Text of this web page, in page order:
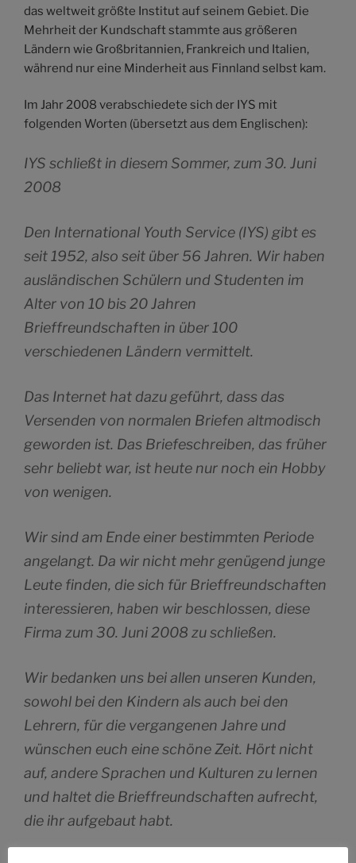
das weltweit größte Institut auf seinem Gebiet. Die
Mehrheit der Kundschaft stammte aus größeren
Ländern wie Großbritannien, Frankreich und Italien,
während nur eine Minderheit aus Finnland selbst kam.
Im Jahr 2008 verabschiedete sich der IYS mit
folgenden Worten (übersetzt aus dem Englischen):
IYS schließt in diesem Sommer, zum 30. Juni
2008
Den International Youth Service (IYS) gibt es
seit 1952, also seit über 56 Jahren. Wir haben
ausländischen Schülern und Studenten im
Alter von 10 bis 20 Jahren
Brieffreundschaften in über 100
verschiedenen Ländern vermittelt.
Das Internet hat dazu geführt, dass das
Versenden von normalen Briefen altmodisch
geworden ist. Das Briefeschreiben, das früher
sehr beliebt war, ist heute nur noch ein Hobby
von wenigen.
Wir sind am Ende einer bestimmten Periode
angelangt. Da wir nicht mehr genügend junge
Leute finden, die sich für Brieffreundschaften
interessieren, haben wir beschlossen, diese
Firma zum 30. Juni 2008 zu schließen.
Wir bedanken uns bei allen unseren Kunden,
sowohl bei den Kindern als auch bei den
Lehrern, für die vergangenen Jahre und
wünschen euch eine schöne Zeit. Hört nicht
auf, andere Sprachen und Kulturen zu lernen
und haltet die Brieffreundschaften aufrecht,
die ihr aufgebaut habt.